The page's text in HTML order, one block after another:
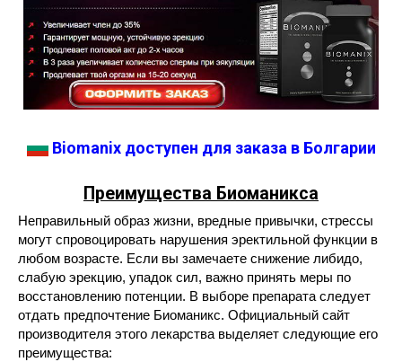
Biomanix доступен для заказа в Болгарии
Преимущества Биоманикса
Неправильный образ жизни, вредные привычки, стрессы
могут спровоцировать нарушения эректильной функции в
любом возрасте. Если вы замечаете снижение либидо,
слабую эрекцию, упадок сил, важно принять меры по
восстановлению потенции. В выборе препарата следует
отдать предпочтение Биоманикс. Официальный сайт
производителя этого лекарства выделяет следующие его
преимущества: